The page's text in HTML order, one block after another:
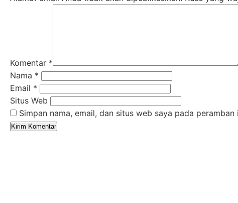
Komentar *
Nama *
Email *
Situs Web
Simpan nama, email, dan situs web saya pada